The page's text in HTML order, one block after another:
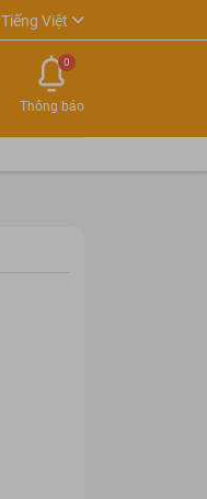
Tiếng Việt
Thông báo
0